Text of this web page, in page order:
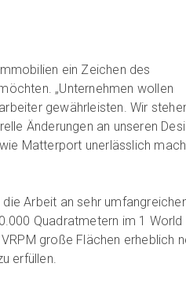
ein Zeichen des
„Unternehmen wollen
gewährleisten. Wir
Änderungen an unseren
Matterport unerlässlich
Arbeit an sehr
Quadratmetern im 1 World
große Flächen erheblich
erfüllen.